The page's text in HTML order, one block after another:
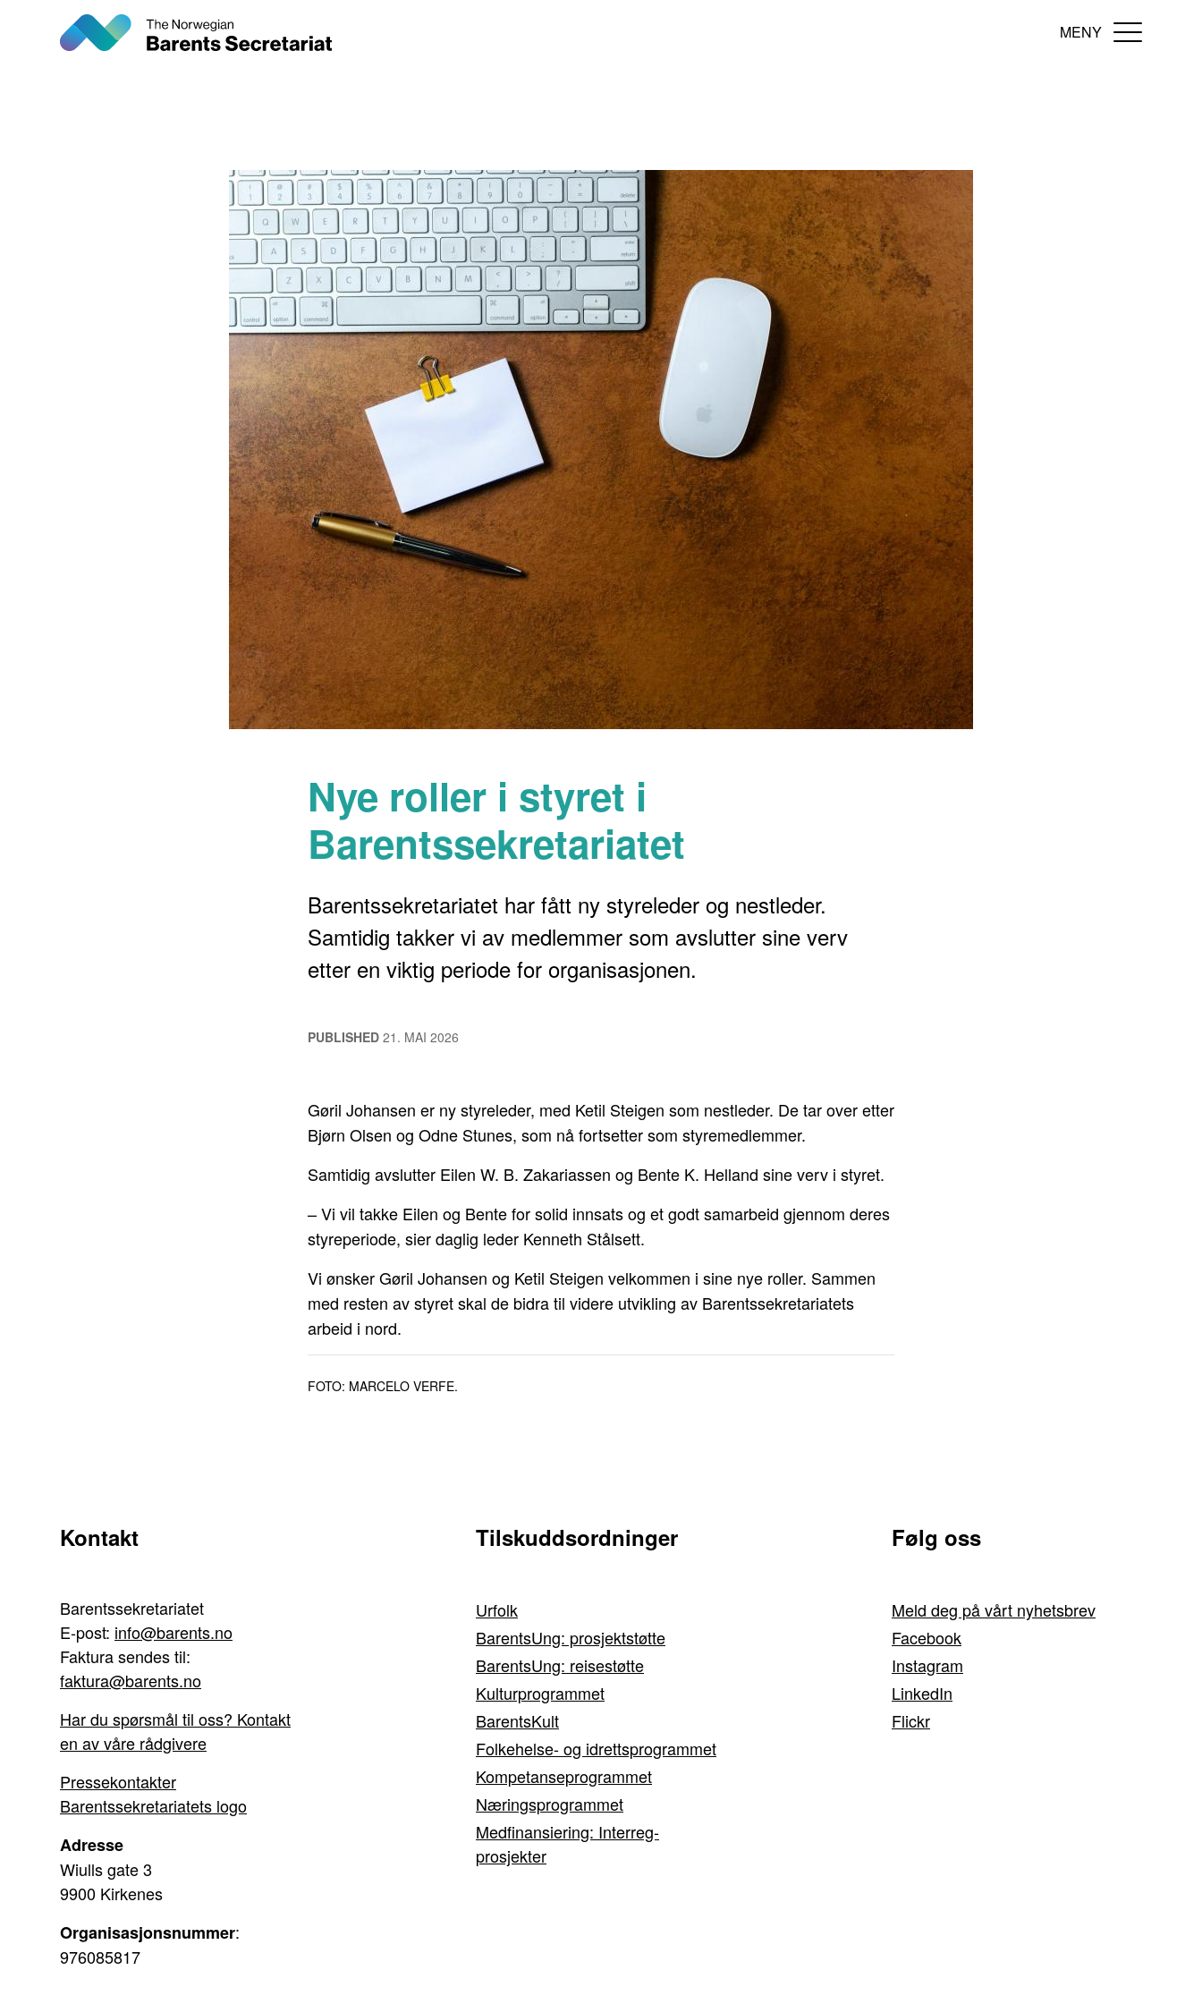
hovedinnhold
MENY Toggle
Nye roller i styret i
Barentssekretariatet
Barentssekretariatet har fått ny styreleder og nestleder.
Samtidig takker vi av medlemmer som avslutter sine verv
etter en viktig periode for organisasjonen.
PUBLISHED 21. MAI 2026
Gøril Johansen er ny styreleder, med Ketil Steigen som nestleder. De tar over etter
Bjørn Olsen og Odne Stunes, som nå fortsetter som styremedlemmer.
Samtidig avslutter Eilen W. B. Zakariassen og Bente K. Helland sine verv i styret.
– Vi vil takke Eilen og Bente for solid innsats og et godt samarbeid gjennom deres
styreperiode, sier daglig leder Kenneth Stålsett.
Vi ønsker Gøril Johansen og Ketil Steigen velkommen i sine nye roller. Sammen
med resten av styret skal de bidra til videre utvikling av Barentssekretariatets
arbeid i nord.
FOTO: MARCELO VERFE.
Kontakt
Barentssekretariatet
E-post: info@barents.no
Faktura sendes til:
faktura@barents.no
Har du spørsmål til oss? Kontakt
en av våre rådgivere
Pressekontakter
Barentssekretariatets logo
Adresse
Wiulls gate 3
9900 Kirkenes
Organisasjonsnummer:
976085817
Tilskuddsordninger
Urfolk
BarentsUng: prosjektstøtte
BarentsUng: reisestøtte
Kulturprogrammet
BarentsKult
Folkehelse- og idrettsprogrammet
Kompetanseprogrammet
Næringsprogrammet
Medfinansiering: Interreg-
prosjekter
Følg oss
Meld deg på vårt nyhetsbrev
Facebook
Instagram
LinkedIn
Flickr